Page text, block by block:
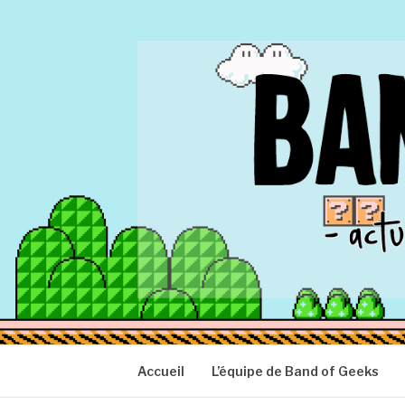
BAND OF
Actu Geek d'hier et d'aujourd'hui
Accueil L’équipe de Band of Geeks